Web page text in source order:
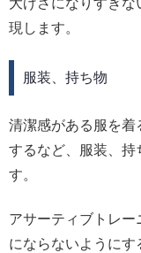
大げさになりすぎ
現します。
服装、持ち物
清潔感がある服を着
するなど、服装、持
す。
アサーティブトレ
にならないように